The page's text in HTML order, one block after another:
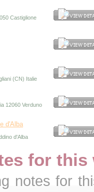
Castiglione
(CN) Italie
12060 Verduno
d'Alba
d'Alba
for this
notes for